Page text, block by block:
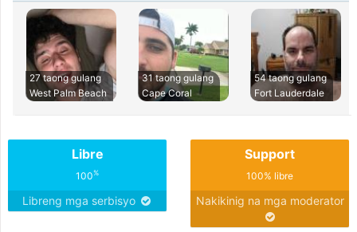
27 taong gulang
West Palm Beach
31 taong gulang
Cape Coral
54 taong gulang
Fort Lauderdale
Libre
100%
Libreng mga serbisyo
Support
100% libre
Nakikinig na mga moderator